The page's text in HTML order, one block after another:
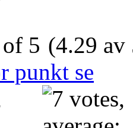
(4.29 av
punkt se